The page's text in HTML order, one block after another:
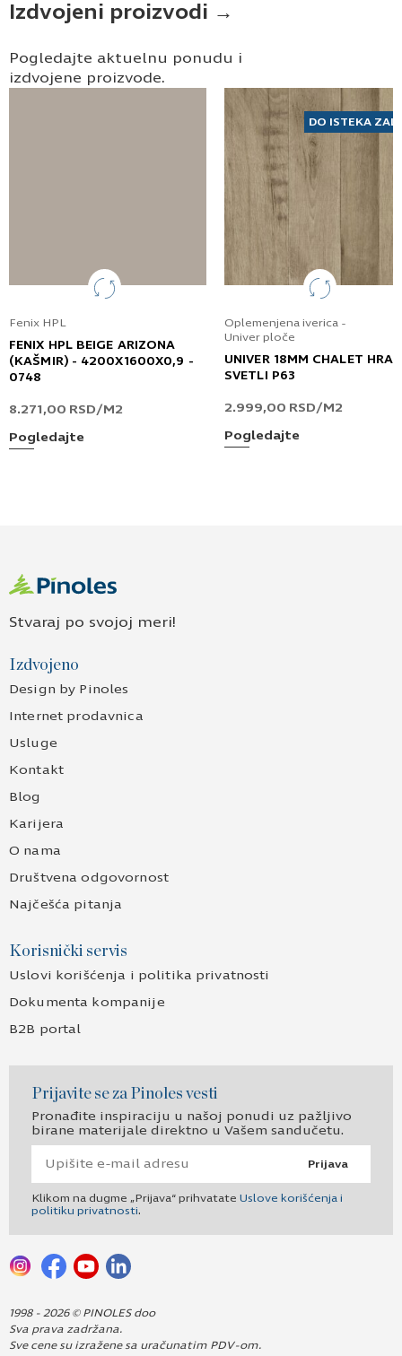
Izdvojeni proizvodi →
Pogledajte aktuelnu ponudu i
izdvojene proizvode.
Fenix HPL
FENIX HPL BEIGE ARIZONA
(KAŠMIR) - 4200X1600X0,9 -
0748
8.271,00 RSD/M2
Pogledajte
DO ISTEKA
Oplemenjena iverica -
Univer ploče
UNIVER 18MM CHALET
SVETLI P63
2.999,00 RSD/M2
Pogledajte
Stvaraj po svojoj meri!
Izdvojeno
Design by Pinoles
Internet prodavnica
Usluge
Kontakt
Blog
Karijera
O nama
Društvena odgovornost
Najčešća pitanja
Korisnički servis
Uslovi korišćenja i politika privatnosti
Dokumenta kompanije
B2B portal
Prijavite se za Pinoles vesti
Pronađite inspiraciju u našoj ponudi uz pažljivo
birane materijale direktno u Vašem sandučetu.
Prijava
Klikom na dugme „Prijava“ prihvatate Uslove korišćenja i
politiku privatnosti.
1998 - 2026 © PINOLES doo
Sva prava zadržana.
Sve cene su izražene sa uračunatim PDV-om.